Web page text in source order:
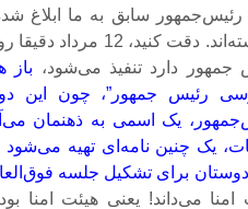
خواسته‌اند. دقت
جمهور دارد تنفیذ می‌شود، باز
رئیس جمهور”، چون این
یک اسمی به ذهنمان
یک چنین نامه‌ای تهیه
دوستان برای تشکیل جلسه